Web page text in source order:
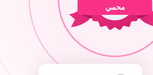
محمي